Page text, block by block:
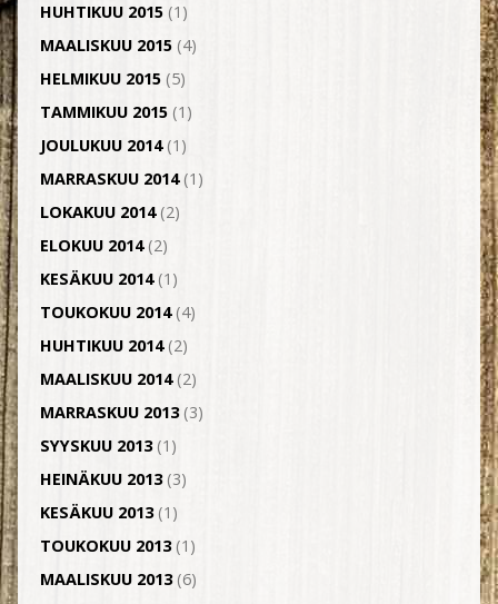
HUHTIKUU 2015(1)
MAALISKUU 2015(4)
HELMIKUU 2015(5)
TAMMIKUU 2015(1)
JOULUKUU 2014(1)
MARRASKUU 2014(1)
LOKAKUU 2014(2)
ELOKUU 2014(2)
KESÄKUU 2014(1)
TOUKOKUU 2014(4)
HUHTIKUU 2014(2)
MAALISKUU 2014(2)
MARRASKUU 2013(3)
SYYSKUU 2013(1)
HEINÄKUU 2013(3)
KESÄKUU 2013(1)
TOUKOKUU 2013(1)
MAALISKUU 2013(6)